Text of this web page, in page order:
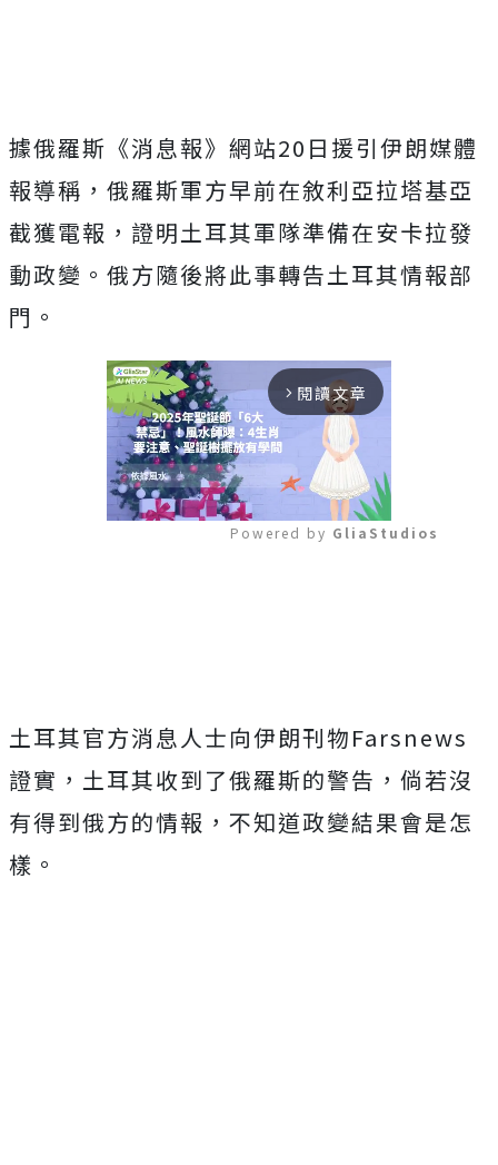
據俄羅斯《消息報》網站20日援引伊朗媒體
報導稱，俄羅斯軍方早前在敘利亞拉塔基亞
截獲電報，證明土耳其軍隊準備在安卡拉發
動政變。俄方隨後將此事轉告土耳其情報部
門。
arrow_forward_ios 閱讀文章
Powered by GliaStudios
土耳其官方消息人士向伊朗刊物Farsnews
證實，土耳其收到了俄羅斯的警告，倘若沒
有得到俄方的情報，不知道政變結果會是怎
樣。